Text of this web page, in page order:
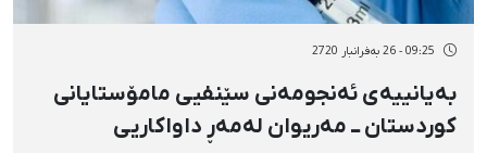
09:25 - 26 بەفرانبار 2720
بەیانییەی ئەنجومەنی سێنفیی مامۆستایانی
کوردستان ــ مەریوان لەمەڕ داواکاریی